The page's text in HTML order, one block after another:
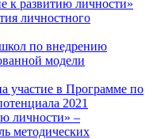
к развитию личности»
личностного
по внедрению
модели
участие в Программе по
2021
личности» –
методических